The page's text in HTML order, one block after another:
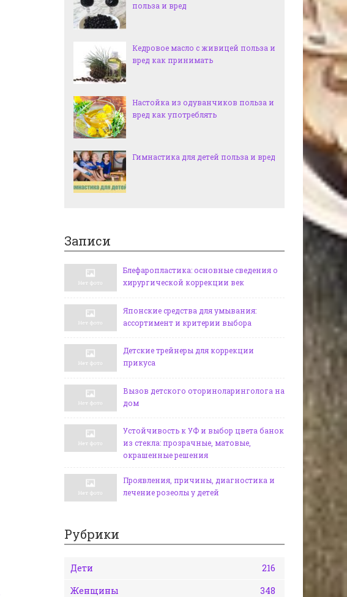
польза и вред
Кедровое масло с живицей польза и
вред как принимать
Настойка из одуванчиков польза и
вред как употреблять
Гимнастика для детей польза и вред
Записи
Блефаропластика: основные сведения о
хирургической коррекции век
Японские средства для умывания:
ассортимент и критерии выбора
Детские трейнеры для коррекции
прикуса
Вызов детского оториноларинголога на
дом
Устойчивость к УФ и выбор цвета банок
из стекла: прозрачные, матовые,
окрашенные решения
Проявления, причины, диагностика и
лечение розеолы у детей
Рубрики
Дети
216
Женщины
348